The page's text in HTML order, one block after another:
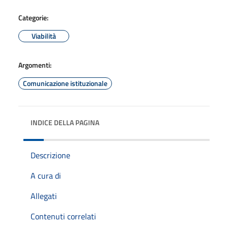
Categorie:
Viabilità
Argomenti:
Comunicazione istituzionale
INDICE DELLA PAGINA
Descrizione
A cura di
Allegati
Contenuti correlati